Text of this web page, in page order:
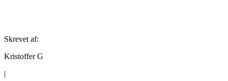
Skrevet af:
Kristoffer G
|